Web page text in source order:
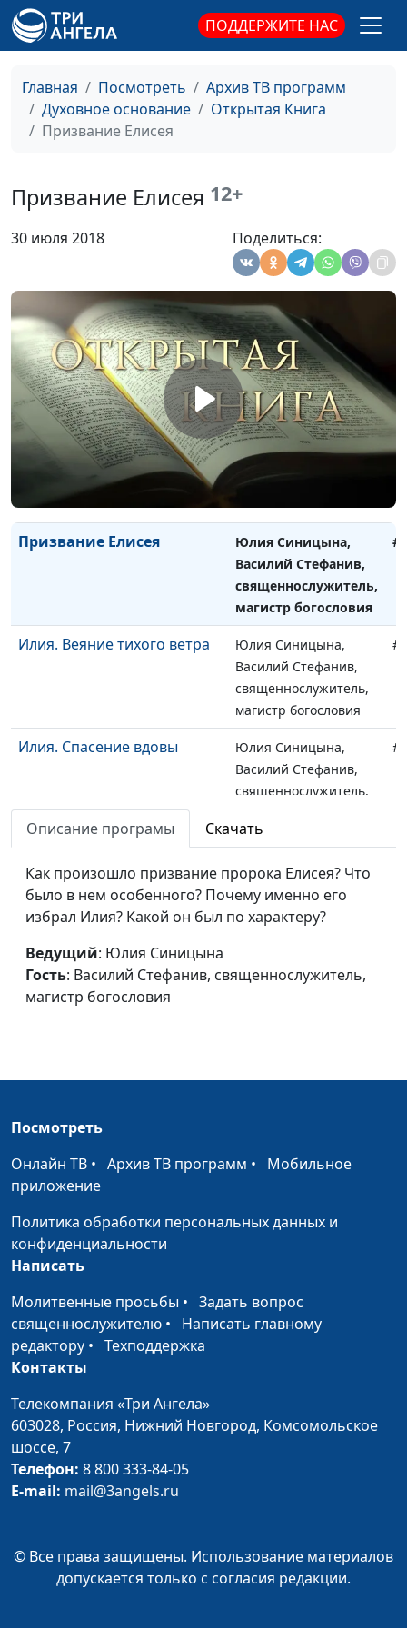
ПОДДЕРЖИТЕ НАС
Главная Посмотреть
Архив ТВ программ
Духовное основание
Открытая Книга
Призвание Елисея
Призвание Елисея 12+
30 июля 2018 Поделиться:
Елисей. Благословение
жертвенности
Юлия Синицына,
Василий Стефанив,
магистр богословия
Елисей. Благословенная
магистр богословия
Елисей. Полнота Святого
Юлия Синицына,
Василий Стефанив,
священнослужитель,
Елисей. Живительный
поток
Юлия Синицына,
Василий Стефанив,
священнослужитель,
магистр богословия
Елисей. Дух вдвойне
Юлия Синицына,
Василий Стефанив,
священнослужитель,
магистр богословия
Призвание Елисея
Юлия Синицына,
Василий Стефанив,
священнослужитель,
магистр богословия
Илия. Веяние тихого ветра
Юлия Синицына,
Василий Стефанив,
священнослужитель,
магистр богословия
Илия. Спасение вдовы
Юлия Синицына,
Василий Стефанив,
священнослужитель,
Юлия Синицына,
Василий Стефанив,
священнослужитель,
магистр богословия
Евангелие в жизни
апостола Павла
Гончаров,
Евангелие в жизни Моисея
Алексей Бритов, Олег
палаты РФ
Евангелие в жизни Иакова
Гончаров,
Евангелие в жизни Иова
Алексей Бритов, Олег
Евангелие в жизни царицы
Есфири
Евангелие в жизни пастуха
Алексей Бритов, Олег
Описание програмы Скачать
Как произошло призвание пророка Елисея? Что
было в нем особенного? Почему именно его
избрал Илия? Какой он был по характеру?
Ведущий: Юлия Синицына
Гость: Василий Стефанив, священнослужитель,
магистр богословия
Посмотреть
Онлайн ТВ • Архив ТВ программ • Мобильное
приложение
Политика обработки персональных данных и
конфиденциальности
Написать
Молитвенные просьбы • Задать вопрос
священнослужителю • Написать главному
редактору • Техподдержка
Контакты
Телекомпания «Три Ангела»
603028, Россия, Нижний Новгород, Комсомольское
шоссе, 7
Телефон: 8 800 333-84-05
E-mail: mail@3angels.ru
© Все права защищены. Использование материалов
допускается только с согласия редакции.